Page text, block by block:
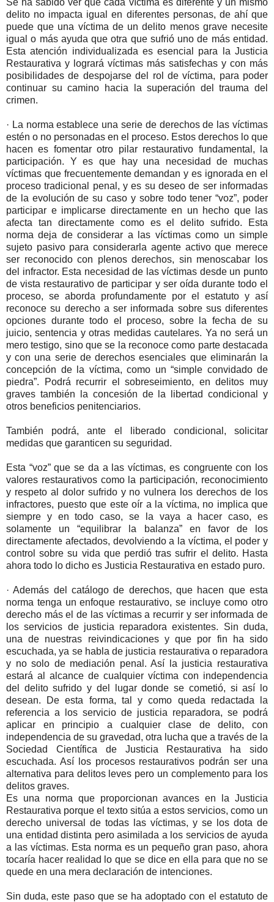
delito no impacta igual en diferentes personas, de ahí que
puede que una víctima de un delito menos grave necesite
igual o más ayuda que otra que sufrió uno de más entidad.
Esta atención individualizada es esencial para la Justicia
Restaurativa y logrará víctimas más satisfechas y con más
posibilidades de despojarse del rol de víctima, para poder
continuar su camino hacia la superación del trauma del
crimen.
· La norma establece una serie de derechos de las víctimas
estén o no personadas en el proceso. Estos derechos lo que
hacen es fomentar otro pilar restaurativo fundamental, la
participación. Y es que hay una necesidad de muchas
víctimas que frecuentemente demandan y es ignorada en el
proceso tradicional penal, y es su deseo de ser informadas
de la evolución de su caso y sobre todo tener “voz”, poder
participar e implicarse directamente en un hecho que las
afecta tan directamente como es el delito sufrido. Esta
norma deja de considerar a las víctimas como un simple
sujeto pasivo para considerarla agente activo que merece
ser reconocido con plenos derechos, sin menoscabar los
del infractor. Esta necesidad de las víctimas desde un punto
de vista restaurativo de participar y ser oída durante todo el
proceso, se aborda profundamente por el estatuto y así
reconoce su derecho a ser informada sobre sus diferentes
opciones durante todo el proceso, sobre la fecha de su
juicio, sentencia y otras medidas cautelares. Ya no será un
mero testigo, sino que se la reconoce como parte destacada
y con una serie de derechos esenciales que eliminarán la
concepción de la víctima, como un “simple convidado de
piedra”. Podrá recurrir el sobreseimiento, en delitos muy
graves también la concesión de la libertad condicional y
otros beneficios penitenciarios.
También podrá, ante el liberado condicional, solicitar
medidas que garanticen su seguridad.
Esta “voz” que se da a las víctimas, es congruente con los
valores restaurativos como la participación, reconocimiento
y respeto al dolor sufrido y no vulnera los derechos de los
infractores, puesto que este oír a la víctima, no implica que
siempre y en todo caso, se la vaya a hacer caso, es
solamente un “equilibrar la balanza” en favor de los
directamente afectados, devolviendo a la víctima, el poder y
control sobre su vida que perdió tras sufrir el delito. Hasta
ahora todo lo dicho es Justicia Restaurativa en estado puro.
· Además del catálogo de derechos, que hacen que esta
norma tenga un enfoque restaurativo, se incluye como otro
derecho más el de las víctimas a recurrir y ser informada de
los servicios de justicia reparadora existentes. Sin duda,
una de nuestras reivindicaciones y que por fin ha sido
escuchada, ya se habla de justicia restaurativa o reparadora
y no solo de mediación penal. Así la justicia restaurativa
estará al alcance de cualquier víctima con independencia
del delito sufrido y del lugar donde se cometió, si así lo
desean. De esta forma, tal y como queda redactada la
referencia a los servicio de justicia reparadora, se podrá
aplicar en principio a cualquier clase de delito, con
independencia de su gravedad, otra lucha que a través de la
Sociedad Científica de Justicia Restaurativa ha sido
escuchada. Así los procesos restaurativos podrán ser una
alternativa para delitos leves pero un complemento para los
delitos graves.
Es una norma que proporcionan avances en la Justicia
Restaurativa porque el texto sitúa a estos servicios, como un
derecho universal de todas las víctimas, y se los dota de
una entidad distinta pero asimilada a los servicios de ayuda
a las víctimas. Esta norma es un pequeño gran paso, ahora
tocaría hacer realidad lo que se dice en ella para que no se
quede en una mera declaración de intenciones.
Sin duda, este paso que se ha adoptado con el estatuto de